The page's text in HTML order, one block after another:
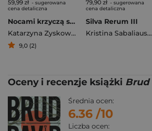
59,99 zł - sugerowana
cena detaliczna
Nocami krzyczą sarny (wyd. 2026, barwione brzegi)
Katarzyna Zyskowska
9,0 (2)
79,90 zł - sugerowana
cena detaliczna
Silva Rerum III
Kristina Sabaliauskaitė
Oceny i recenzje książki Brud
Średnia ocen:
6.36 /10
Liczba ocen: